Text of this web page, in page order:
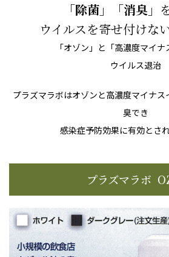
「除菌」「消臭」
ウイルスを寄せ付けな
「オゾン」と「高濃度マイ
​​​​​​​ウイルス退治
プラズマラボはオゾンと高濃度マイナ
臭でき
感染症予防効果に有効とされ
プラズマラボ